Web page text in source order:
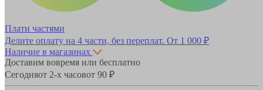
Плати частями
Делите оплату на 4 части, без переплат. От 1 000 ₽
Наличие в магазинах
Доставим вовремя или бесплатно
Сегодняот 2-х часовот 90 ₽